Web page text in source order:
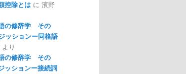
控除とは に 濱野
の修辞学 その
ッションー同格語
より
の修辞学 その
ッションー接続詞